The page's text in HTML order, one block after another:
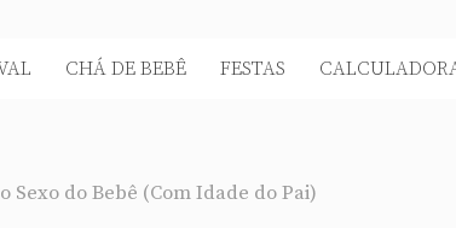
CHÁ DE BEBÊ FESTAS
Sexo do Bebê (Com Idade do Pai)